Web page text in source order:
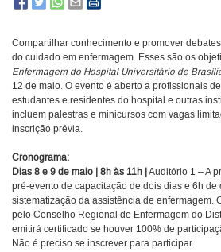
Compartilhar conhecimento e promover
do cuidado em enfermagem. Esses são os
Enfermagem do Hospital Universitário de
12 de maio. O evento é aberto a profissionais
estudantes e residentes do hospital e outras
incluem palestras e minicursos com vagas
inscrição prévia.
Cronograma:
Dias 8 e 9 de maio | 8h às 11h Auditório 1 – A
pré-evento de capacitação de dois dias e 6h de
sistematização da assistência de enfermagem.
pelo Conselho Regional de Enfermagem do
emitirá certificado se houver 100% de
Não é preciso se inscrever para participar.